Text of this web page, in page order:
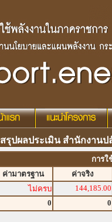
สรุปผลประเมิน สำนักงานป
การใ
ค่ามาตรฐาน
ค่าจริง
ไม่ครบ 144,185.00
0 0